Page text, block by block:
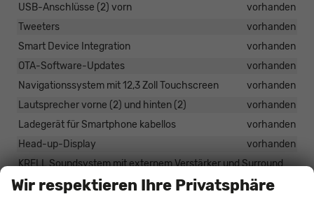
USB-Anschlüsse (2) vorn
vorhanden
Tweeters
vorhanden
Smart Device Integration
vorhanden
OTA-Software-Updates
vorhanden
Navigationssystem mit 12,3 Zoll Touchscreen
vorhanden
Lautsprecher vorne (2) und hinten (2)
vorhanden
Ladegerät für Smartphone kabellos
vorhanden
Head-up-Display
vorhanden
KRELL Soundsystem mit externem Verstärker und Surround
Sound
vorhanden
Wir respektieren Ihre Privatsphäre